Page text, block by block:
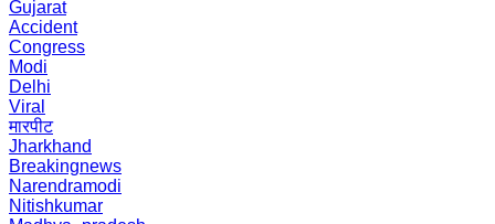
Gujarat
Accident
Congress
Modi
Delhi
Viral
मारपीट
Jharkhand
Breakingnews
Narendramodi
Nitishkumar